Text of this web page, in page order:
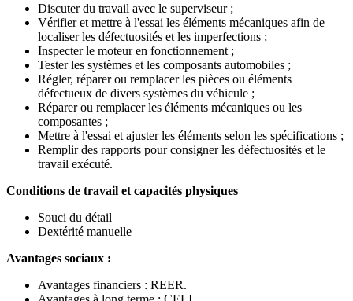
Discuter du travail avec le superviseur ;
Vérifier et mettre à l'essai les éléments mécaniques afin de
localiser les défectuosités et les imperfections ;
Inspecter le moteur en fonctionnement ;
Tester les systèmes et les composants automobiles ;
Régler, réparer ou remplacer les pièces ou éléments
défectueux de divers systèmes du véhicule ;
Réparer ou remplacer les éléments mécaniques ou les
composantes ;
Mettre à l'essai et ajuster les éléments selon les spécifications ;
Remplir des rapports pour consigner les défectuosités et le
travail exécuté.
Conditions de travail et capacités physiques
Souci du détail
Dextérité manuelle
Avantages sociaux :
Avantages financiers : REER.